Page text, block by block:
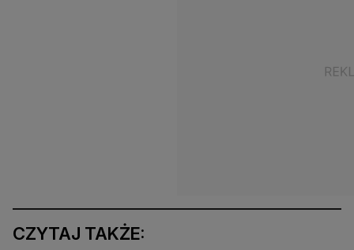
CZYTAJ TAKŻE: